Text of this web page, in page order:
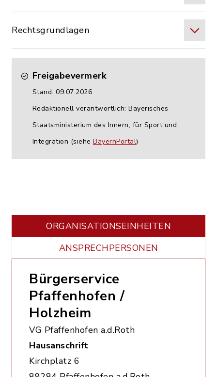
Rechtsgrundlagen
Freigabevermerk
Stand: 09.07.2026
Redaktionell verantwortlich: Bayerisches
Staatsministerium des Innern, für Sport und
Integration (siehe BayernPortal)
ORGANISATIONS­EINHEITEN
ANSPRECHPERSONEN
Bürgerservice
Pfaffenhofen /
Holzheim
VG Pfaffenhofen a.d.Roth
Hausanschrift
Kirchplatz 6